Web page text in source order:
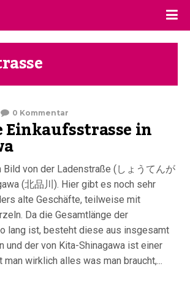
0 Kommentar
in
Bild von der Ladenstraße (しょうてんが
(北品川). Hier gibt es noch sehr
alte Geschäfte, teilweise mit
Da die Gesamtlänge der
lang ist, besteht diese aus insgesamt
und der von Kita-Shinagawa ist einer
man wirklich alles was man braucht,...